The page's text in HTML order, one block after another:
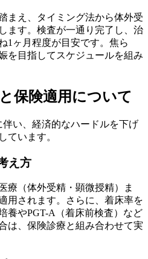
まえ、タイミング法から体外受
ます。検査が一通り完了し、治
1ヶ月程度が目安です。焦ら
を目指してスケジュールを組み
保険適用について
伴い、経済的なハードルを下げ
ています。
え方
療（体外受精・顕微授精）ま
用 されます。さらに、着床率を
養やPGT-A（着床前検査）など
は、保険診療と組み合わせて実